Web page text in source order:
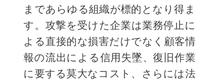
まであらゆる組織が標的となり得ま
す。攻撃を受けた企業は業務停止に
よる直接的な損害だけでなく顧客情
報の流出による信用失墜、復旧作業
に要する莫大なコスト、さらには法